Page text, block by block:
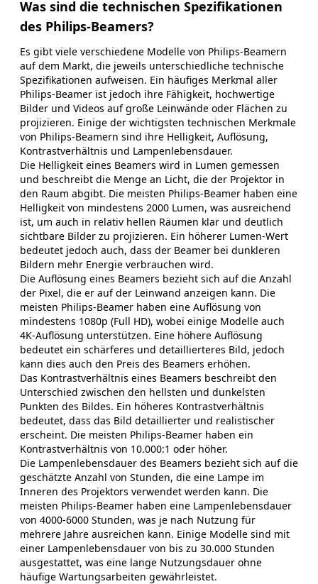
Was sind die technischen Spezifikationen
des Philips-Beamers?
Es gibt viele verschiedene Modelle von Philips-Beamern
auf dem Markt, die jeweils unterschiedliche technische
Spezifikationen aufweisen. Ein häufiges Merkmal aller
Philips-Beamer ist jedoch ihre Fähigkeit, hochwertige
Bilder und Videos auf große Leinwände oder Flächen zu
projizieren. Einige der wichtigsten technischen Merkmale
von Philips-Beamern sind ihre Helligkeit, Auflösung,
Kontrastverhältnis und Lampenlebensdauer.
Die Helligkeit eines Beamers wird in Lumen gemessen
und beschreibt die Menge an Licht, die der Projektor in
den Raum abgibt. Die meisten Philips-Beamer haben eine
Helligkeit von mindestens 2000 Lumen, was ausreichend
ist, um auch in relativ hellen Räumen klar und deutlich
sichtbare Bilder zu projizieren. Ein höherer Lumen-Wert
bedeutet jedoch auch, dass der Beamer bei dunkleren
Bildern mehr Energie verbrauchen wird.
Die Auflösung eines Beamers bezieht sich auf die Anzahl
der Pixel, die er auf der Leinwand anzeigen kann. Die
meisten Philips-Beamer haben eine Auflösung von
mindestens 1080p (Full HD), wobei einige Modelle auch
4K-Auflösung unterstützen. Eine höhere Auflösung
bedeutet ein schärferes und detaillierteres Bild, jedoch
kann dies auch den Preis des Beamers erhöhen.
Das Kontrastverhältnis eines Beamers beschreibt den
Unterschied zwischen den hellsten und dunkelsten
Punkten des Bildes. Ein höheres Kontrastverhältnis
bedeutet, dass das Bild detaillierter und realistischer
erscheint. Die meisten Philips-Beamer haben ein
Kontrastverhältnis von 10.000:1 oder höher.
Die Lampenlebensdauer des Beamers bezieht sich auf die
geschätzte Anzahl von Stunden, die eine Lampe im
Inneren des Projektors verwendet werden kann. Die
meisten Philips-Beamer haben eine Lampenlebensdauer
von 4000-6000 Stunden, was je nach Nutzung für
mehrere Jahre ausreichen kann. Einige Modelle sind mit
einer Lampenlebensdauer von bis zu 30.000 Stunden
ausgestattet, was eine lange Nutzungsdauer ohne
häufige Wartungsarbeiten gewährleistet.